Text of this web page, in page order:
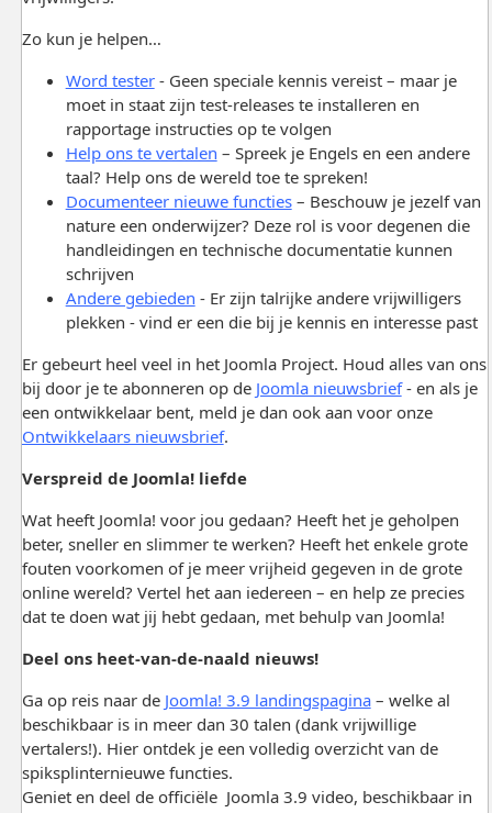
Zo kun je helpen…
Word tester- Geen speciale kennis vereist – maar je
moet in staat zijn test-releases te installeren en
rapportage instructies op te volgen
Help ons te vertalen – Spreek je Engels en een andere
taal? Help ons de wereld toe te spreken!
Documenteer nieuwe functies– Beschouw je jezelf van
nature een onderwijzer? Deze rol is voor degenen die
handleidingen en technische documentatie kunnen
schrijven
Andere gebieden - Er zijn talrijke andere vrijwilligers
plekken - vind er een die bij je kennis en interesse past
Er gebeurt heel veel in het Joomla Project. Houd alles van ons
bij door je te abonneren op de Joomla nieuwsbrief- en als je
een ontwikkelaar bent, meld je dan ook aan voor onze
Ontwikkelaars nieuwsbrief.
Verspreid de Joomla! liefde
Wat heeft Joomla! voor jou gedaan? Heeft het je geholpen
beter, sneller en slimmer te werken? Heeft het enkele grote
fouten voorkomen of je meer vrijheid gegeven in de grote
online wereld? Vertel het aan iedereen – en help ze precies
dat te doen wat jij hebt gedaan, met behulp van Joomla!
Deel ons heet-van-de-naald nieuws!
Ga op reis naar de Joomla! 3.9 landingspagina– welke al
beschikbaar is in meer dan 30 talen (dank vrijwillige
vertalers!). Hier ontdek je een volledig overzicht van de
spiksplinternieuwe functies.
Geniet en deel de officiële Joomla 3.9 video, beschikbaar in